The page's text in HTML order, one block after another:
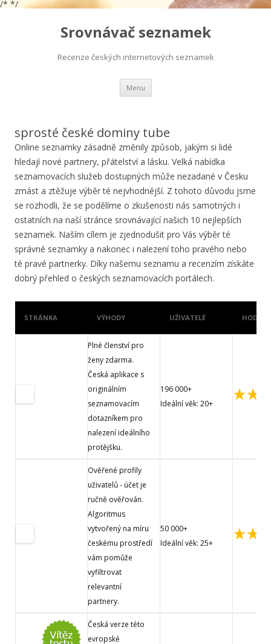
/* */
Srovnávač seznamek
Recenze českých internetových seznamek
Menu Přejít
obsahu
sprosté české dominy tube
Online seznamky zásadně změnily způsob, jakým si lidé
hledají nové partnery, přátelství a lásku. Velká nabídka
seznamovacích služeb dostupných může nezadané v Česku
zmást a ztěžuje výběr té nejvhodnější. Z tohoto důvodu jsme
se rozhodli, že se podělíme o zkušenosti nás samotných i
ostatních na naší stránce srovnávající našich 10 nejlepších
seznamek. Naším cílem je zjednodušit pro Vás výběr té
správné seznamky a nakonec i nalezení toho pravého nebo
té pravé partnerky. Díky našemu seznamu a recenzím získáte
dobrý přehled o českých seznamovacích portálech.
STRÁNKA VÝHODY UŽIVATELÉ
Plné členství pro
ženy zdarma.
Česká aplikace s
originálním
seznamovacím
dotazníkem pro
nalezení ideálního
protějšku.
196 000+
Ideální věk: 20+
Ověřené profily
uživatelů - účet je
ručně ověřován.
Algoritmus
vytvořený na míru
českému prostředí
vám pomůže
vyfiltrovat
relevantní
partnery.
50 000+
Ideální věk: 25+
Česká verze této
evropské